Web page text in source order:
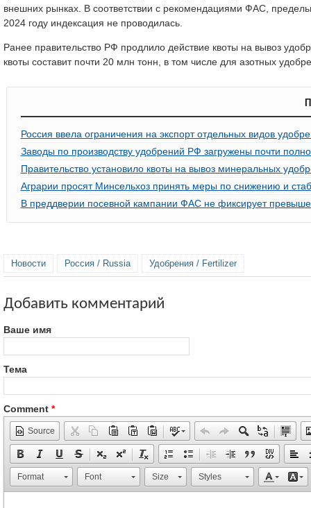
внешних рынках. В соответствии с рекомендациями ФАС,
2024 году индексация не проводилась.
Ранее правительство РФ продлило действие квоты на вывоз
квоты составит почти 20 млн тонн, в том числе для азотных
Россия ввела ограничения на экспорт отдельных видов
Заводы по производству удобрений РФ загружены почти
Правительство установило квоты на вывоз минеральных
Аграрии просят Минсельхоз принять меры по снижению и
В преддверии посевной кампании ФАС не фиксирует
Новости Россия / Russia Удобрения / Fertilizer
Добавить комментарий
Ваше имя
Тема
Comment *
Source
Format Font Size Styles